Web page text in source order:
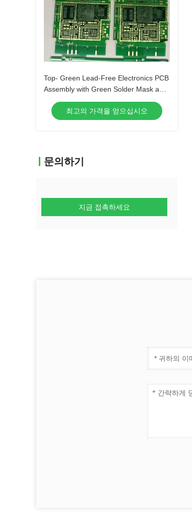
Top- Green Lead-Free Electronics PCB
Assembly with Green Solder Mask and
Biggest Panel Size 610mm*508mm
최고의 가격을 얻으십시오
문의하기
지금 접촉하세요